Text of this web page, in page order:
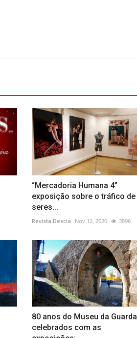
“Mercadoria Humana 4”
exposição sobre o tráfico de
seres...
Revista Descla Nov 12, 2020 3896
80 anos do Museu da Guarda
celebrados com as